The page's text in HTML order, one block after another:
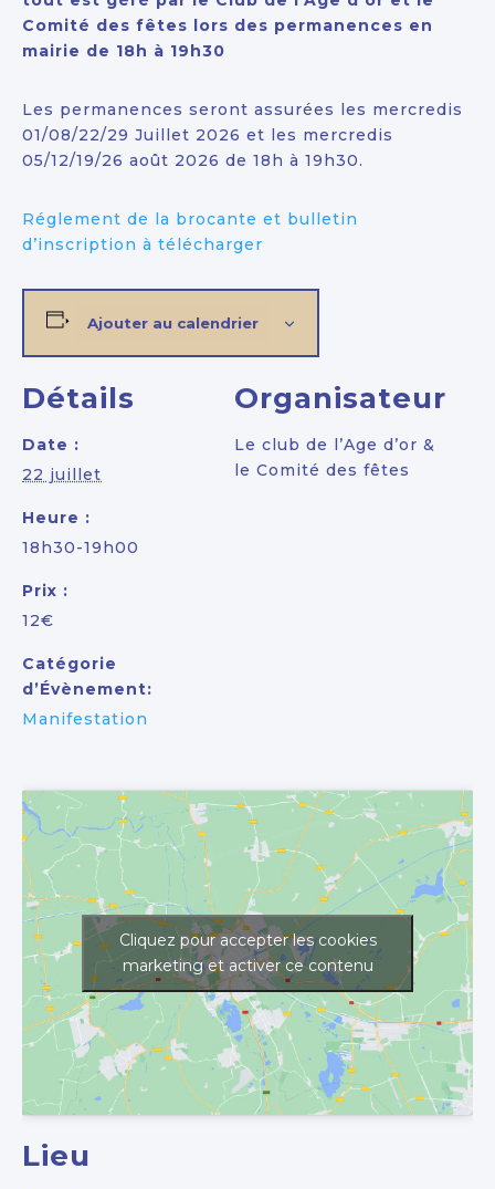
Comité des fêtes lors des permanences en
mairie de 18h à 19h30
Les permanences seront assurées les mercredis
01/08/22/29 Juillet 2026 et les mercredis
05/12/19/26 août 2026 de 18h à 19h30.
Réglement de la brocante et bulletin
d’inscription à télécharger
Ajouter au calendrier
Détails
Date :
22 juillet
Heure :
18h30-19h00
Prix :
12€
Catégorie
d’Évènement:
Manifestation
Organisateur
Le club de l’Age d’or &
le Comité des fêtes
Lieu
Cliquez pour accepter les cookies
marketing et activer ce contenu